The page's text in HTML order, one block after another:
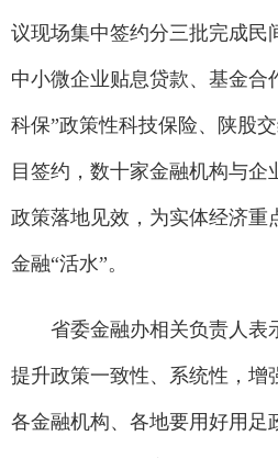
议现场集中签约分三批完成民
中小微企业贴息贷款、基金合
科保”政策性科技保险、陕股
目签约，数十家金融机构与企
政策落地见效，为实体经济重
金融“活水”。
省委金融办相关负责人表
提升政策一致性、系统性，增
各金融机构、各地要用好用足